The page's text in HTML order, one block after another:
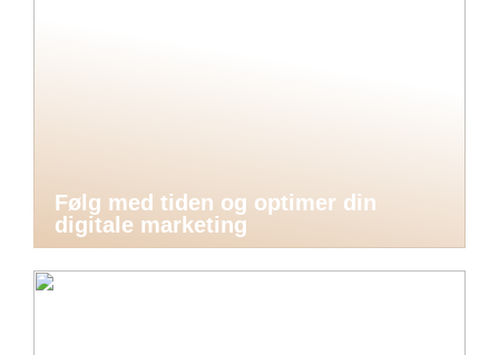
Følg med tiden og optimer din
digitale marketing